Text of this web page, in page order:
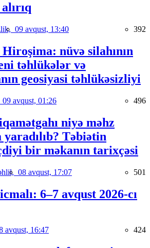
09 avqust, 13:40 392
nüvə silahının
təhlükələr və
geosiyasi təhlükəsizliyi
09 avqust, 01:26 496
niyə məhz
Təbiətin
bir məkanın tarixçəsi
08 avqust, 17:07 501
6–7 avqust 2026-cı
avqust, 16:47 424